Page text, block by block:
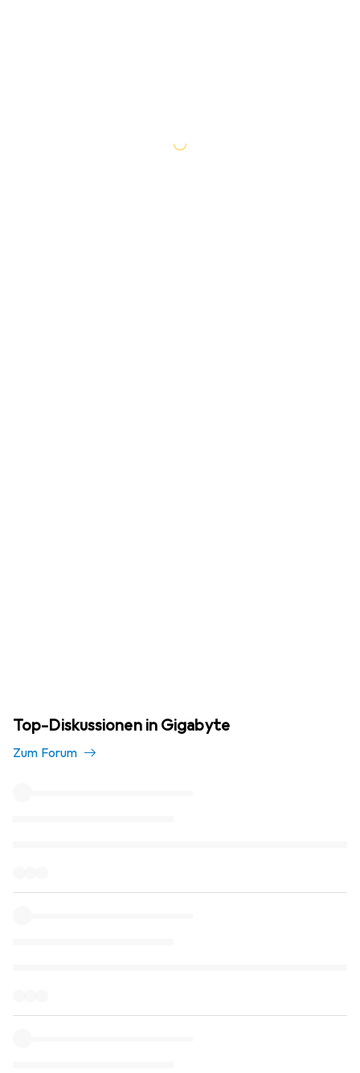
Top-Diskussionen in Gigabyte
Zum Forum